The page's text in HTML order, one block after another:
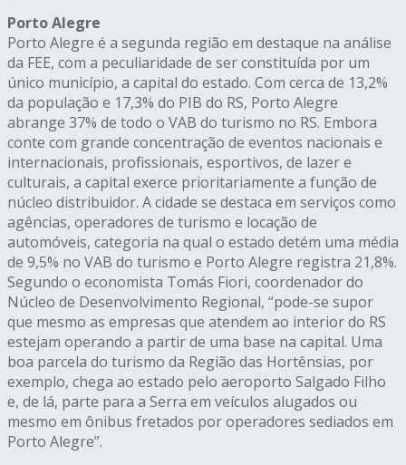
Porto Alegre
Porto Alegre é a segunda região em destaque na análise
da FEE, com a peculiaridade de ser constituída por um
único município, a capital do estado. Com cerca de 13,2%
da população e 17,3% do PIB do RS, Porto Alegre
abrange 37% de todo o VAB do turismo no RS. Embora
conte com grande concentração de eventos nacionais e
internacionais, profissionais, esportivos, de lazer e
culturais, a capital exerce prioritariamente a função de
núcleo distribuidor. A cidade se destaca em serviços como
agências, operadores de turismo e locação de
automóveis, categoria na qual o estado detém uma média
de 9,5% no VAB do turismo e Porto Alegre registra 21,8%.
Segundo o economista Tomás Fiori, coordenador do
Núcleo de Desenvolvimento Regional, “pode-se supor
que mesmo as empresas que atendem ao interior do RS
estejam operando a partir de uma base na capital. Uma
boa parcela do turismo da Região das Hortênsias, por
exemplo, chega ao estado pelo aeroporto Salgado Filho
e, de lá, parte para a Serra em veículos alugados ou
mesmo em ônibus fretados por operadores sediados em
Porto Alegre”.